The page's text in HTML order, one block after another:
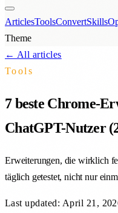
ArticlesToolsConvertSkills
Theme
← All articles
Tools
7 beste Chrome-
ChatGPT-Nutzer
Erweiterungen, die wirklich
täglich getestet, nicht nur
Last updated: April 21,